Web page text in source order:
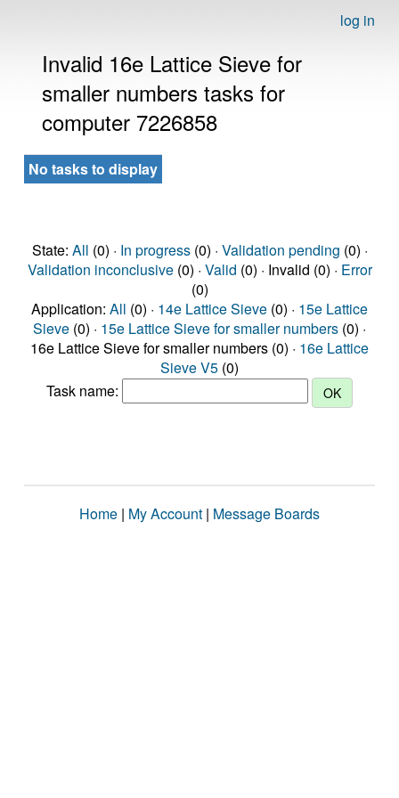
log in
Invalid 16e Lattice Sieve for
smaller numbers tasks for
computer 7226858
No tasks to display
State: All (0) · In progress(0) · Validation pending (0) ·
Validation inconclusive(0) · Valid (0) · Invalid (0) · Error
(0)
Application: All (0) · 14e Lattice Sieve (0) · 15e Lattice
Sieve (0) · 15e Lattice Sieve for smaller numbers (0) ·
16e Lattice Sieve for smaller numbers (0) · 16e Lattice
Sieve V5 (0)
Task name:
Home | My Account | Message Boards